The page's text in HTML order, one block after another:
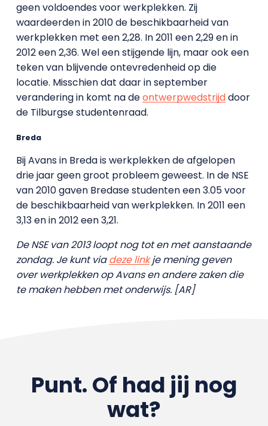
geen voldoendes voor werkplekken. Zij
waardeerden in 2010 de beschikbaarheid van
werkplekken met een 2,28. In 2011 een 2,29 en in
2012 een 2,36. Wel een stijgende lijn, maar ook een
teken van blijvende ontevredenheid op die
locatie. Misschien dat daar in september
verandering in komt na deontwerpwedstrijddoor
de Tilburgse studentenraad.
Breda
Bij Avans in Breda is werkplekken de afgelopen
drie jaar geen groot probleem geweest. In de NSE
van 2010 gaven Bredase studenten een 3.05 voor
de beschikbaarheid van werkplekken. In 2011 een
3,13 en in 2012 een 3,21.
De NSE van 2013 loopt nog tot en met aanstaande
zondag. Je kunt viadeze linkje mening geven
over werkplekken op Avans en andere zaken die
te maken hebben met onderwijs. [AR]
Punt. Of had jij nog
wat?